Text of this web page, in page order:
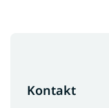
Kontakt